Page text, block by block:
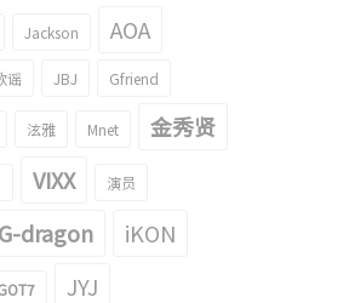
Jackson AOA
谣 JBJ Gfriend
泫雅 Mnet 金秀贤
VIXX 演员
G-dragon
iKON
JYJ